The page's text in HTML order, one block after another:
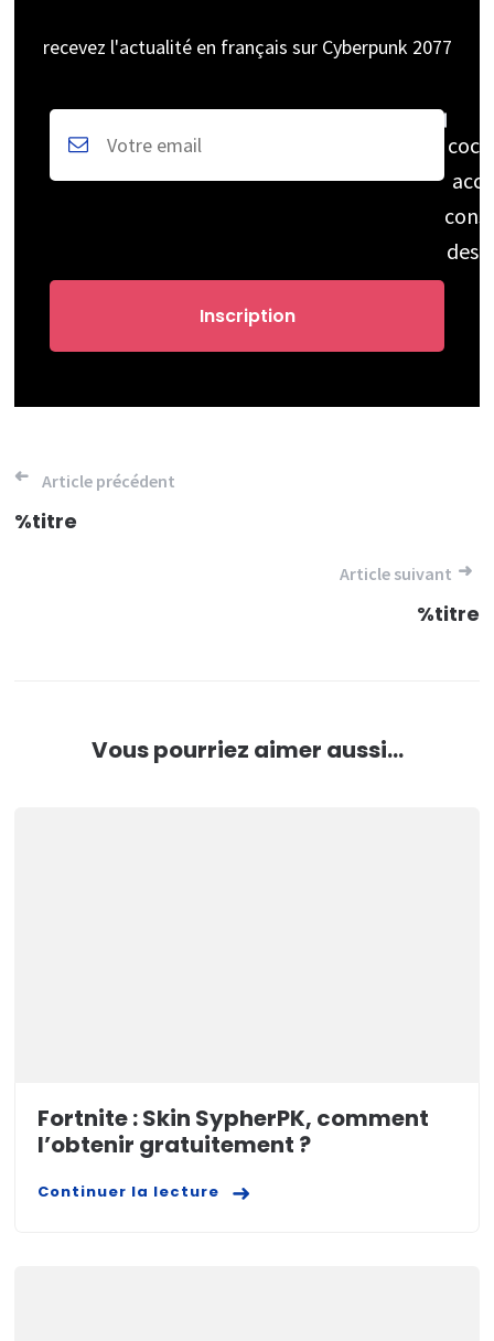
recevez l'actualité en français sur Cyberpunk 2077
des
Navigation
de
Article précédent
%titre
Article suivant
%titre
Vous pourriez aimer aussi...
Fortnite : Skin SypherPK, comment
l’obtenir gratuitement ?
Continuer la lecture